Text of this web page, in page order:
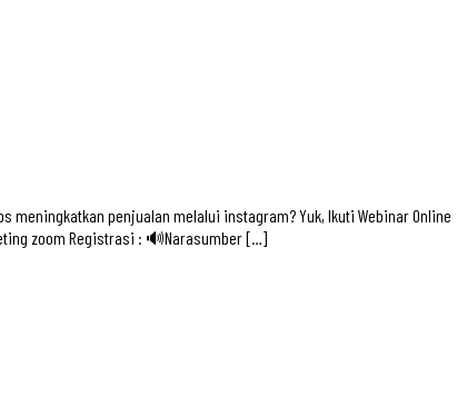
penjualan melalui instagram? Yuk, Ikuti Webinar Online
zoom Registrasi : 🔊Narasumber […]